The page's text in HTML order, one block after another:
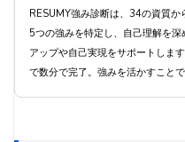
た強みを発見し、キャ
を実現しよう
RESUMY強み診断は、34の資質か
5つの強みを特定し、自己理解を深
アップや自己実現をサポートしま
で数分で完了。強みを活かすこと